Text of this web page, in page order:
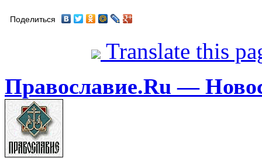
Поделиться
Translate this
Православие.Ru —